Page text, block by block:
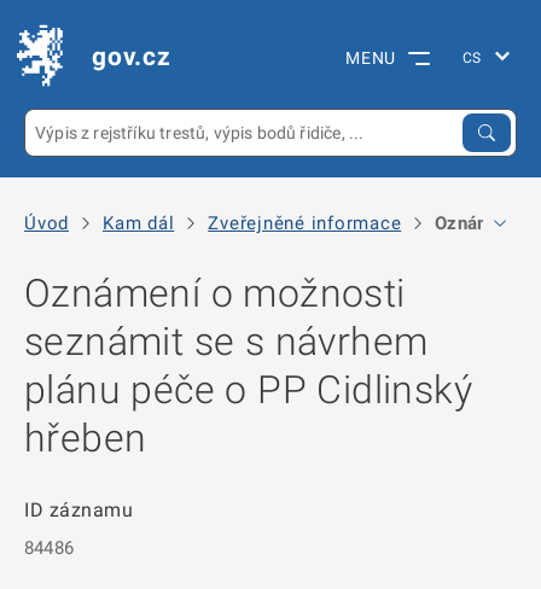
gov.cz MENU
Úvod Kam dál Zveřejněné informace Oznámení o
Oznámení o možnosti
seznámit se s návrhem
plánu péče o PP Cidlinský
hřeben
ID záznamu
84486